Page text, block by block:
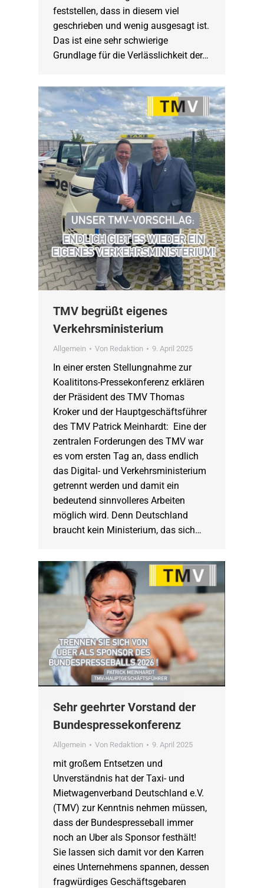
feststellen, dass in diesem viel
geschrieben und wenig ausgesagt ist.
Das ist eine sehr schwierige
Grundlage für die Verlässlichkeit der…
TMV begrüßt eigenes
Verkehrsministerium
Allgemein Von Redaktion 9. April 2025
In einer ersten Stellungnahme zur
Koalititons-Pressekonferenz erklären
der Präsident des TMV Thomas
Kroker und der Hauptgeschäftsführer
des TMV Patrick Meinhardt: Eine der
zentralen Forderungen des TMV war
es vom ersten Tag an, dass endlich
das Digital- und Verkehrsministerium
getrennt werden und damit ein
bedeutend sinnvolleres Arbeiten
möglich wird. Denn Deutschland
braucht kein Ministerium, das sich…
Sehr geehrter Vorstand der
Bundespressekonferenz
Allgemein Von Redaktion 9. April 2025
mit großem Entsetzen und
Unverständnis hat der Taxi- und
Mietwagenverband Deutschland e.V.
(TMV) zur Kenntnis nehmen müssen,
dass der Bundespresseball immer
noch an Uber als Sponsor festhält!
Sie lassen sich damit vor den Karren
eines Unternehmens spannen, dessen
fragwürdiges Geschäftsgebaren